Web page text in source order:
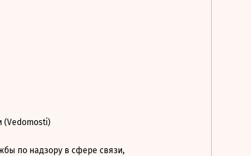
(Vedomosti)
по надзору в сфере связи,